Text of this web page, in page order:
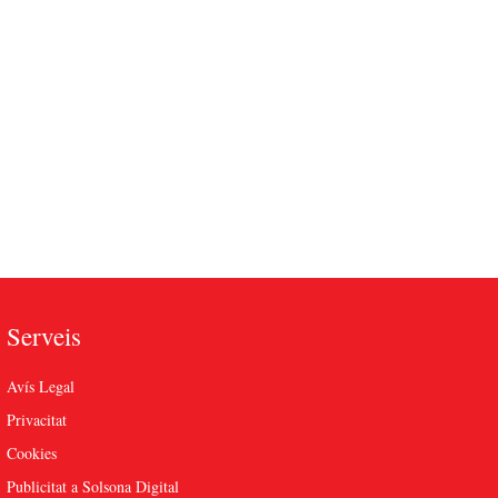
Serveis
Avís Legal
Privacitat
Cookies
Publicitat a Solsona Digital